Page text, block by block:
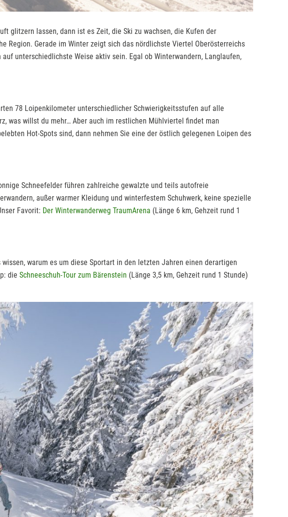
glitzern lassen, dann ist es Zeit, die Ski zu wachsen, die Kufen der
Region. Gerade im Winter zeigt sich das nördlichste Viertel Oberösterreichs
unterschiedlichste Weise aktiv sein. Egal ob Winterwandern, Langlaufen,
78 Loipenkilometer unterschiedlicher Schwierigkeitsstufen auf alle
was willst du mehr… Aber auch im restlichen Mühlviertel findet man
Hot-Spots sind, dann nehmen Sie eine der östlich gelegenen Loipen des
Schneefelder führen zahlreiche gewalzte und teils autofreie
außer warmer Kleidung und winterfestem Schuhwerk, keine spezielle
Favorit: Der Winterwanderweg TraumArena (Länge 6 km, Gehzeit rund 1
warum es um diese Sportart in den letzten Jahren einen derartigen
die Schneeschuh-Tour zum Bärenstein (Länge 3,5 km, Gehzeit rund 1 Stunde)